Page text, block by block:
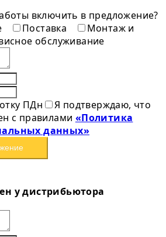
включить в предложение?
Поставка
Монтаж и
обслуживание
ПДн
Я подтверждаю, что
с правилами «Политика
данных»
у дистрибьютора